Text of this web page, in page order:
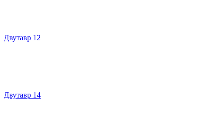
Двутавр 12
Двутавр 14